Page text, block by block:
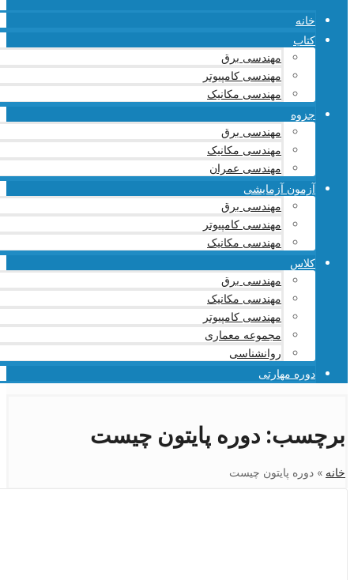
خانه
کتاب
مهندسی برق
مهندسی کامپیوتر
مهندسی مکانیک
جزوه
مهندسی برق
مهندسی مکانیک
مهندسی عمران
آزمون آزمایشی
مهندسی برق
مهندسی کامپیوتر
مهندسی مکانیک
کلاس
مهندسی برق
مهندسی مکانیک
مهندسی کامپیوتر
مجموعه معماری
روانشناسی
دوره مهارتی
برچسب: دوره پایتون چیست
خانه » دوره پایتون چیست